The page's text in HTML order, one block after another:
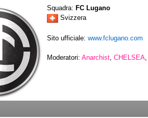
Squadra: FC Lugano
Svizzera
Sito ufficiale: www.fclugano.com
Moderatori: Anarchist, CHELSEA,